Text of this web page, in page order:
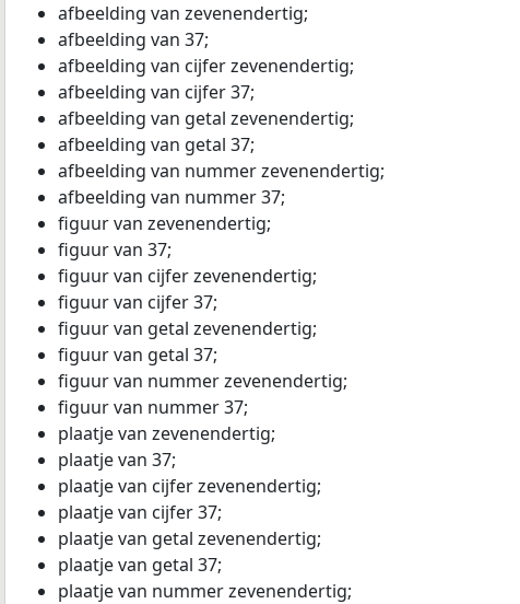
afbeelding van zevenendertig;
afbeelding van 37;
afbeelding van cijfer zevenendertig;
afbeelding van cijfer 37;
afbeelding van getal zevenendertig;
afbeelding van getal 37;
afbeelding van nummer zevenendertig;
afbeelding van nummer 37;
figuur van zevenendertig;
figuur van 37;
figuur van cijfer zevenendertig;
figuur van cijfer 37;
figuur van getal zevenendertig;
figuur van getal 37;
figuur van nummer zevenendertig;
figuur van nummer 37;
plaatje van zevenendertig;
plaatje van 37;
plaatje van cijfer zevenendertig;
plaatje van cijfer 37;
plaatje van getal zevenendertig;
plaatje van getal 37;
plaatje van nummer zevenendertig;